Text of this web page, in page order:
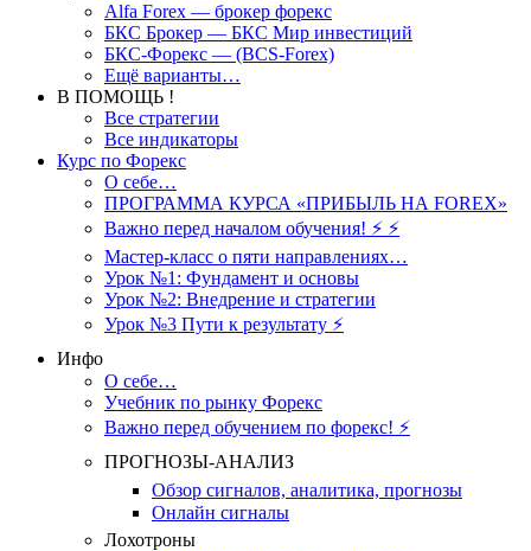
Alfa Forex — брокер форекс
БКС Брокер — БКС Мир инвестиций
БКС-Форекс — (BCS-Forex)
Ещё варианты…
В ПОМОЩЬ !
Все стратегии
Все индикаторы
Курс по Форекс
О себе…
ПРОГРАММА КУРСА «ПРИБЫЛЬ НА FOREX»
Важно перед началом обучения! ⚡ ⚡
Мастер-класс о пяти направлениях…
Урок №1: Фундамент и основы
Урок №2: Внедрение и стратегии
Урок №3 Пути к результату ⚡️
Инфо
О себе…
Учебник по рынку Форекс
Важно перед обучением по форекс! ⚡
ПРОГНОЗЫ-АНАЛИЗ
Обзор сигналов, аналитика, прогнозы
Онлайн сигналы
Лохотроны